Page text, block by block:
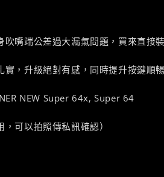
吹嘴端公差過大漏氣問題，買來直接
實，升級絕對有感，同時提升按鍵順
NEW Super 64x, Super 64
，可以拍照傳私訊確認）